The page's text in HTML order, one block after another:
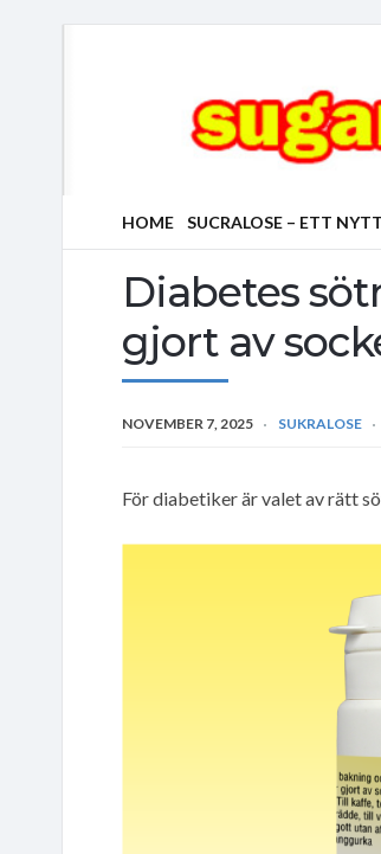
HOME SUCRALOSE – ETT
Diabetes
gjort av
NOVEMBER 7, 2025 SUKRALOSE
För diabetiker är valet av rätt